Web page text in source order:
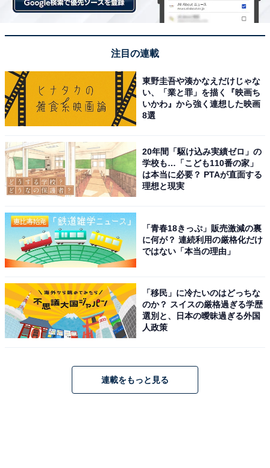
注目の連載
東野圭吾や湊かなえだけじゃな
い、「業と罪」を描く『映画ち
いかわ』から強く連想した映画
8選
20年間「駆け込み実績ゼロ」の
学校も…「こども110番の家」
は本当に必要？ PTAが直面する
理想と現実
「青春18きっぷ」販売激減の裏
に何が？ 連続利用の厳格化だけ
ではない「本当の理由」
「移民」に冷たいのはどっちな
のか？ スイスの厳格過ぎる学歴
選別と、日本の曖昧過ぎる外国
人政策
連載をもっと見る